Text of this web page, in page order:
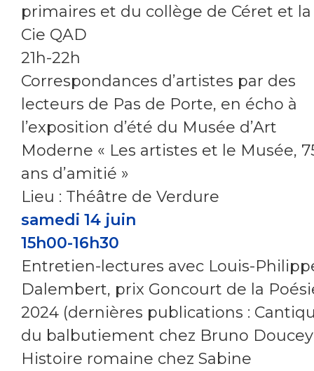
primaires et du collège de Céret et la
Cie QAD
21h-22h
Correspondances d’artistes par des
lecteurs de Pas de Porte, en écho à
l’exposition d’été du Musée d’Art
Moderne « Les artistes et le Musée,
ans d’amitié »
Lieu : Théâtre de Verdure
samedi 14 juin
15h00-16h30
Entretien-lectures avec Louis-
Dalembert, prix Goncourt de la
2024 (dernières publications :
du balbutiement chez Bruno
Histoire romaine chez Sabine